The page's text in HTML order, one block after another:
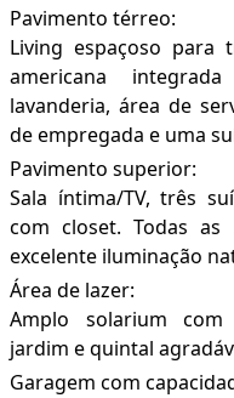
Pavimento térreo:
Living espaçoso para
americana
lavanderia, área de
de empregada e uma
Pavimento superior:
Sala íntima/TV, três
com closet. Todas
excelente iluminação
Área de lazer:
Amplo solarium com
jardim e quintal
Garagem com